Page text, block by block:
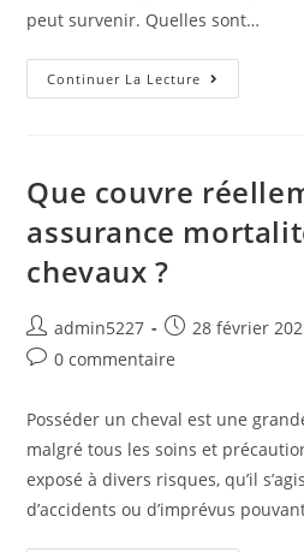
peut survenir. Quelles sont…
Continuer La Lecture
Que couvre
assurance
chevaux ?
admin5227 28 février
0 commentaire
Posséder un cheval est une
malgré tous les soins et
exposé à divers risques, qu’il
d’accidents ou d’imprévus